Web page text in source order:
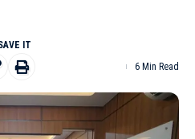
6 Min Read